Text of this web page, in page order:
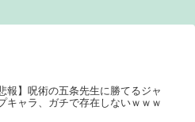
悲報】呪術の五条先生に勝てるジャ
キャラ、ガチで存在しないｗｗｗ